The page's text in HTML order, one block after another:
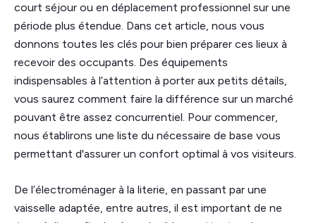
court séjour ou en déplacement professionnel sur une
période plus étendue. Dans cet article, nous vous
donnons toutes les clés pour bien préparer ces lieux à
recevoir des occupants. Des équipements
indispensables à l’attention à porter aux petits détails,
vous saurez comment faire la différence sur un marché
pouvant être assez concurrentiel. Pour commencer,
nous établirons une liste du nécessaire de base vous
permettant d'assurer un confort optimal à vos visiteurs.
De l’électroménager à la literie, en passant par une
vaisselle adaptée, entre autres, il est important de ne